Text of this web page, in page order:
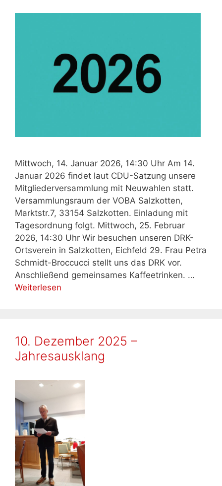
Mittwoch, 14. Januar 2026, 14:30 Uhr Am 14.
Januar 2026 findet laut CDU-Satzung unsere
Mitgliederversammlung mit Neuwahlen statt.
Versammlungsraum der VOBA Salzkotten,
Marktstr.7, 33154 Salzkotten. Einladung mit
Tagesordnung folgt. Mittwoch, 25. Februar
2026, 14:30 Uhr Wir besuchen unseren DRK-
Ortsverein in Salzkotten, Eichfeld 29. Frau Petra
Schmidt-Broccucci stellt uns das DRK vor.
Anschließend gemeinsames Kaffeetrinken. …
Weiterlesen
10. Dezember 2025 –
Jahresausklang